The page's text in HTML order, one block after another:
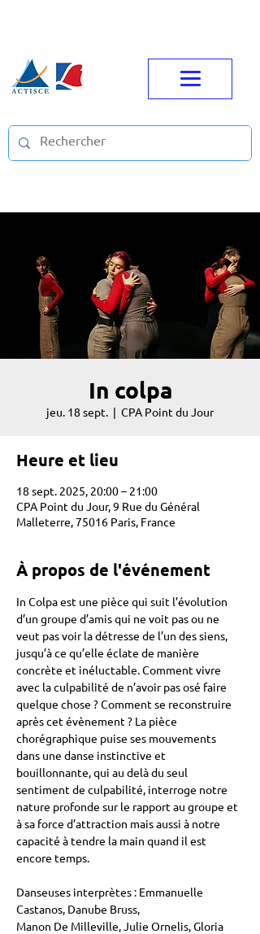
In colpa
jeu. 18 sept.
  |
CPA Point du Jour
Heure et lieu
18 sept. 2025, 20:00 – 21:00
CPA Point du Jour, 9 Rue du Général
Malleterre, 75016 Paris, France
À propos de l'événement
In Colpa est une pièce qui suit l’évolution
d’un groupe d’amis qui ne voit pas ou ne
veut pas voir la détresse de l’un des siens,
jusqu’à ce qu’elle éclate de manière
concrète et inéluctable. Comment vivre
avec la culpabilité de n’avoir pas osé faire
quelque chose ? Comment se reconstruire
après cet évènement ? La pièce
chorégraphique puise ses mouvements
dans une danse instinctive et
bouillonnante, qui au delà du seul
sentiment de culpabilité, interroge notre
nature profonde sur le rapport au groupe et
à sa force d’attraction mais aussi à notre
capacité à tendre la main quand il est
encore temps.
Danseuses interprètes : Emmanuelle
Castanos, Danube Bruss,
Manon De Milleville, Julie Ornelis, Gloria